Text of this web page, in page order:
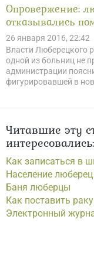
Опровержение:
отказывались
26 января 2016, 22:42
Власти Люберецкого
одной из больниц не
администрации
фигурировавшей в
Читавшие эту
интересовались:
Как записаться в
Население
Баня люберцы
Как поставить
Электронный